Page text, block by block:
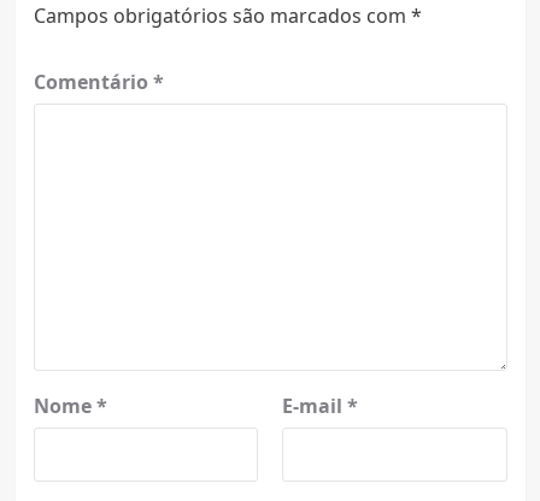
Campos obrigatórios são marcados com *
Comentário *
Nome* E-mail *